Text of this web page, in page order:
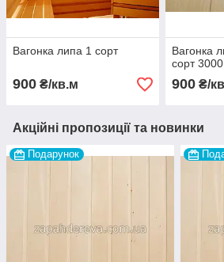
Вагонка липа 1 сорт
900 ₴/кв.м
Вагонка
сорт
900₴/
Акційні пропозиції та новинки
Подарунок